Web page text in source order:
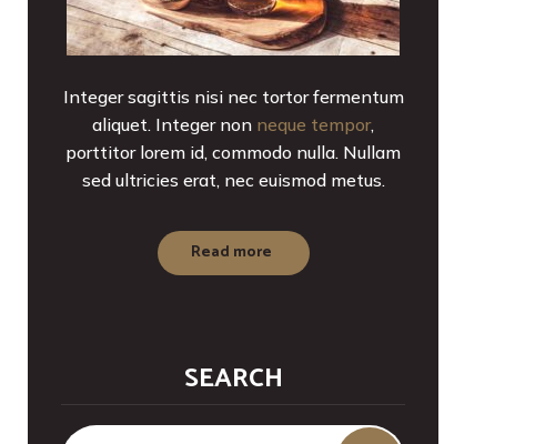
Integer sagittis nisi nec tortor fermentum
aliquet. Integer non neque tempor,
porttitor lorem id, commodo nulla. Nullam
sed ultricies erat, nec euismod metus.
Read more
SEARCH